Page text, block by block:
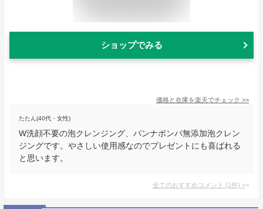
ショップでみる
価格と在庫を楽天でチェック >>
たたん(40代・女性)
W洗顔不要の泡クレンジング、パンナポンパ無添加泡クレン
ジングです。やさしい使用感なのでプレゼントにも喜ばれる
と思います。
全てのおすすめコメント (1件) >